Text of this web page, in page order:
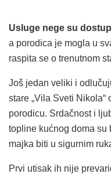
Usluge nege su
a porodica je mogla u
raspita se o trenutnom
Još jedan veliki i
stare „Vila Sveti
porodicu. Srdačnost i
topline kućnog doma
majka biti u sigurnim
Prvi utisak ih nije